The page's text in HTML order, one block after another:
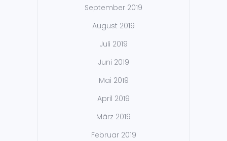
September 2019
August 2019
Juli 2019
Juni 2019
Mai 2019
April 2019
März 2019
Februar 2019